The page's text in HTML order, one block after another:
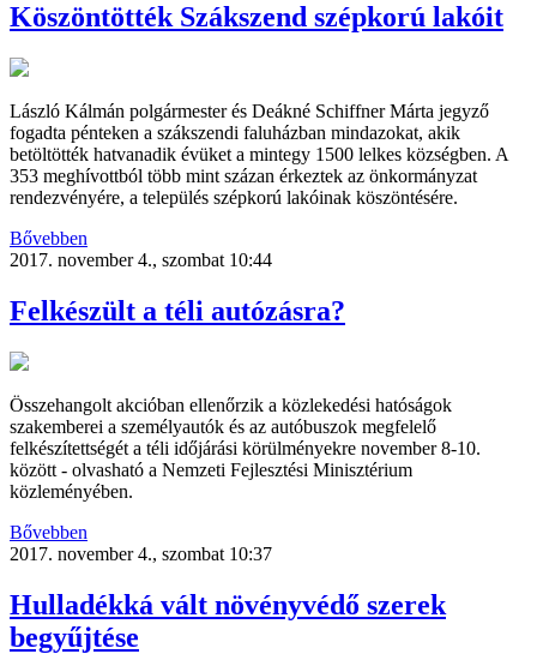
Köszöntötték Szákszend szépkorú lakóit
László Kálmán polgármester és Deákné Schiffner Márta jegyző
fogadta pénteken a szákszendi faluházban mindazokat, akik
betöltötték hatvanadik évüket a mintegy 1500 lelkes községben. A
353 meghívottból több mint százan érkeztek az önkormányzat
rendezvényére, a település szépkorú lakóinak köszöntésére.
Bővebben
2017. november 4., szombat 10:44
Felkészült a téli autózásra?
Összehangolt akcióban ellenőrzik a közlekedési hatóságok
szakemberei a személyautók és az autóbuszok megfelelő
felkészítettségét a téli időjárási körülményekre november 8-10.
között - olvasható a Nemzeti Fejlesztési Minisztérium
közleményében.
Bővebben
2017. november 4., szombat 10:37
Hulladékká vált növényvédő szerek
begyűjtése